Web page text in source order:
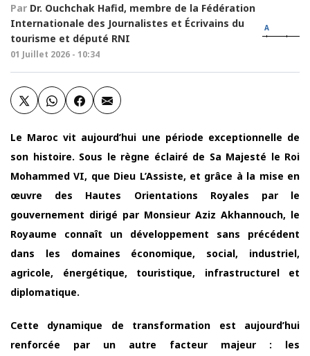
Par Dr. Ouchchak Hafid, membre de la Fédération
Internationale des Journalistes et Écrivains du
tourisme et député RNI
01 Juillet 2026 - 10:34
A
Le Maroc vit aujourd’hui une période exceptionnelle de
son histoire. Sous le règne éclairé de Sa Majesté le Roi
Mohammed VI, que Dieu L’Assiste, et grâce à la mise en
œuvre des Hautes Orientations Royales par le
gouvernement dirigé par Monsieur Aziz Akhannouch, le
Royaume connaît un développement sans précédent
dans les domaines économique, social, industriel,
agricole, énergétique, touristique, infrastructurel et
diplomatique.
Cette dynamique de transformation est aujourd’hui
renforcée par un autre facteur majeur : les